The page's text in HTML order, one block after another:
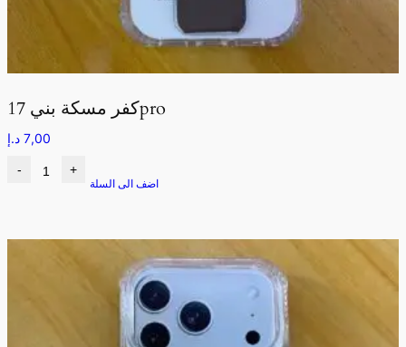
كفر مسكة بني 17pro
7,00 د.إ
- +
اضف الى السلة